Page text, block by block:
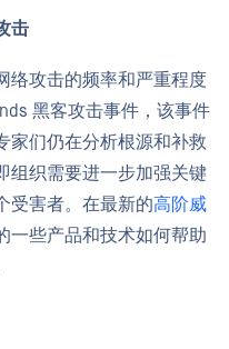
击
络攻击的频率和严重程度
黑客攻击事件，该事件
家们仍在分析根源和补救
组织需要进一步加强关键
受害者。在最新的高阶威
一些产品和技术如何帮助